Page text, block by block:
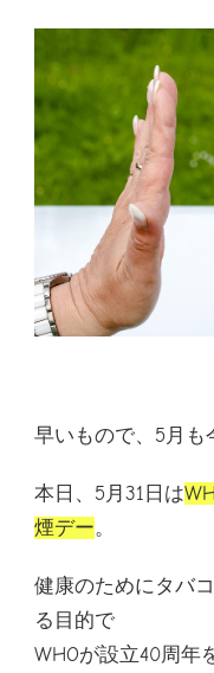
早いもので、5月も
本日、5月31日は
煙デー。
健康のためにタバ
る目的で
WHOが設立40周年